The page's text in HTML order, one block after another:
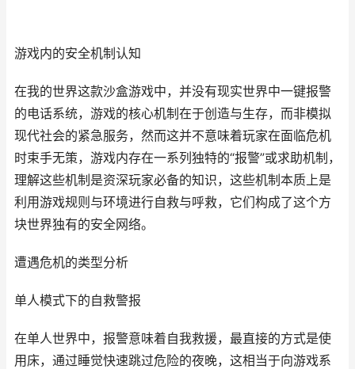
游戏内的安全机制认知
在我的世界这款沙盒游戏中，并没有现实世界中一键报警
的电话系统，游戏的核心机制在于创造与生存，而非模拟
现代社会的紧急服务，然而这并不意味着玩家在面临危机
时束手无策，游戏内存在一系列独特的“报警”或求助机制，
理解这些机制是资深玩家必备的知识，这些机制本质上是
利用游戏规则与环境进行自救与呼救，它们构成了这个方
块世界独有的安全网络。
遭遇危机的类型分析
单人模式下的自救警报
在单人世界中，报警意味着自我救援，最直接的方式是使
用床，通过睡觉快速跳过危险的夜晚，这相当于向游戏系